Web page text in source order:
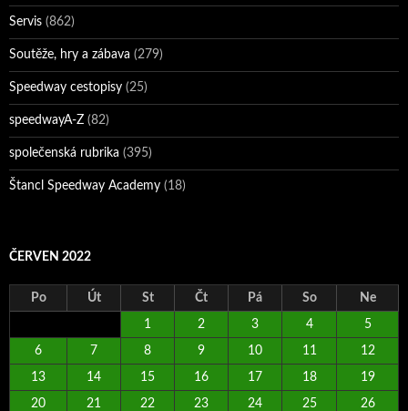
Servis (862)
Soutěže, hry a zábava (279)
Speedway cestopisy (25)
speedwayA-Z (82)
společenská rubrika (395)
Štancl Speedway Academy (18)
ČERVEN 2022
Po Út St Čt Pá So Ne
1 2 3 4 5
6 7 8 9 10 11 12
13 14 15 16 17 18 19
20 21 22 23 24 25 26